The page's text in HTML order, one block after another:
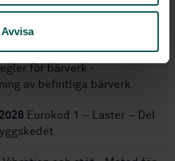
Avvisa
Grundläggande
för bärverk -
av befintliga bärverk
Eurokod 1 – Laster – Del